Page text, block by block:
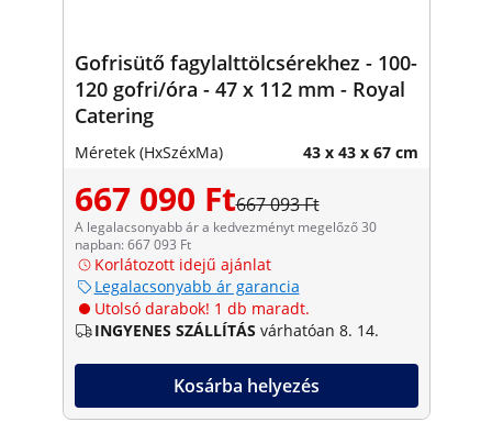
Gofrisütő fagylalttölcsérekhez - 100-
120 gofri/óra - 47 x 112 mm - Royal
Catering
Méretek (HxSzéxMa) 43 x 43 x 67 cm
667 090 Ft667 093 Ft
A legalacsonyabb ár a kedvezményt megelőző 30
napban: 667 093 Ft
Korlátozott idejű ajánlat
Legalacsonyabb ár garancia
Utolsó darabok! 1 db maradt.
INGYENES SZÁLLÍTÁS várhatóan 8. 14.
Kosárba helyezés